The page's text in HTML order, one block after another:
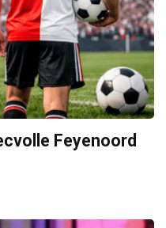
Feyenoord